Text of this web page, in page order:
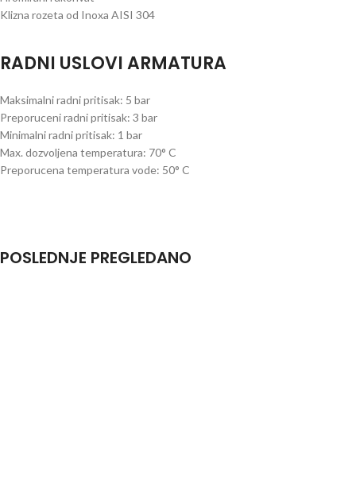
Klizna rozeta od Inoxa AISI 304
RADNI USLOVI ARMATURA
Maksimalni radni pritisak: 5 bar
Preporuceni radni pritisak: 3 bar
Minimalni radni pritisak: 1 bar
Max. dozvoljena temperatura: 70° C
Preporucena temperatura vode: 50° C
POSLEDNJE PREGLEDANO